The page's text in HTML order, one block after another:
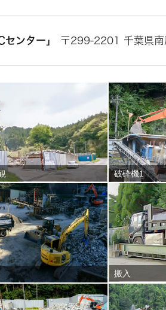
センター」 〒299-2201 千葉県
破砕機1
搬入